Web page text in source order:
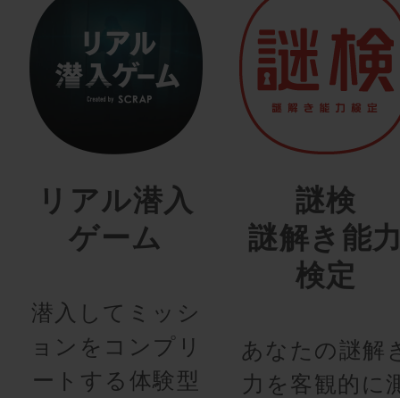
リアル潜入
ゲーム
潜入してミッシ
ョンをコンプリ
ートする体験型
謎検
謎解き能
検定
あなたの謎解
力を客観的に